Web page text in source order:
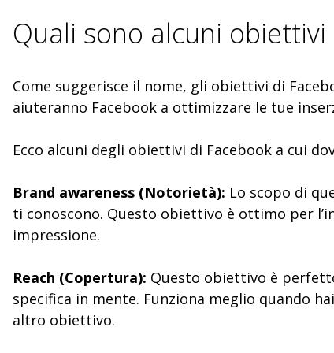
Quali sono alcuni
Come suggerisce il nome, gli obiettivi di
aiuteranno Facebook a ottimizzare le tue
Ecco alcuni degli obiettivi di Facebook a cui
Brand awareness (Notorietà): Lo scopo di
ti conoscono. Questo obiettivo è ottimo per
impressione.
Reach (Copertura): Questo obiettivo è
specifica in mente. Funziona meglio quando
altro obiettivo.